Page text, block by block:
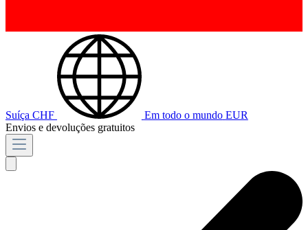
Suíça CHF Em todo o mundo EUR
Envios e devoluções gratuitos